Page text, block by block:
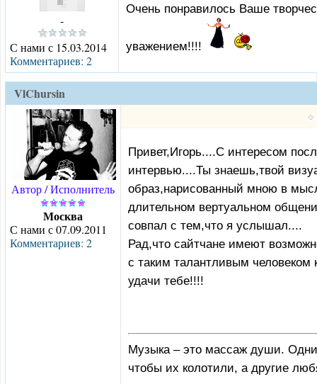
-
С нами с 15.03.2014
Комментариев: 2
Очень понравилось Ваше
уважением!!!!
VlChursin
Автор / Исполнитель
Москва
С нами с 07.09.2011
Комментариев: 2
Привет,Игорь....С интересом
интервью....Ты знаешь,твой
образ,нарисованный мною в
длительном вертуальном
совпал с тем,что я услышал....
Рад,что сайтчане имеют
с таким талантливым человеком
удачи тебе!!!!
Музыка – это массаж души.
чтобы их колотили, а другие